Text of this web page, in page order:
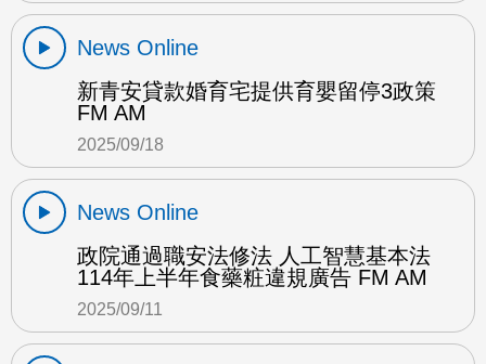
News Online
新青安貸款婚育宅提供育嬰留停3政策
FM AM
2025/09/18
News Online
政院通過職安法修法 人工智慧基本法
114年上半年食藥粧違規廣告 FM AM
2025/09/11